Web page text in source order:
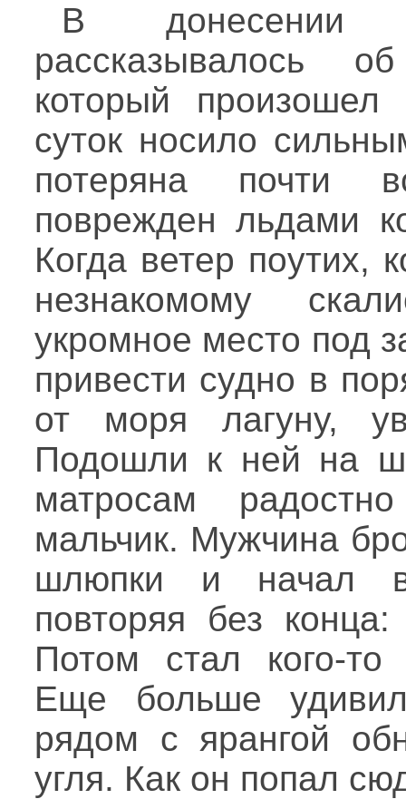
В донесении
рассказывалось
который
суток носило
потеряна почти
поврежден льдами
Когда ветер поутих,
незнакомому
укромное место под
привести судно в
от моря лагуну,
Подошли к ней на
матросам
мальчик. Мужчина
шлюпки и начал
повторяя без
Потом стал кого-то
Еще больше
рядом с ярангой
угля. Как он попал